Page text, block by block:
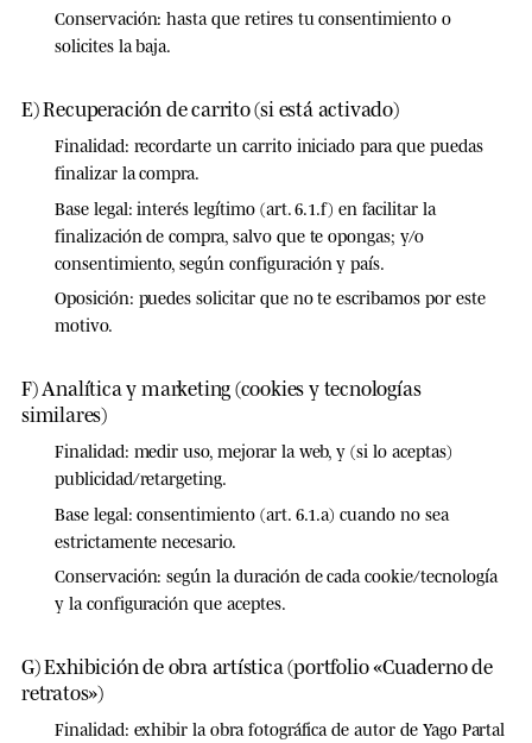
Conservación: hasta que retires tu consentimiento o
solicites la baja.
E) Recuperación de carrito (si está activado)
Finalidad: recordarte un carrito iniciado para que puedas
finalizar la compra.
Base legal: interés legítimo (art. 6.1.f) en facilitar la
finalización de compra, salvo que te opongas; y/o
consentimiento, según configuración y país.
Oposición: puedes solicitar que no te escribamos por este
motivo.
F) Analítica y marketing (cookies y tecnologías
similares)
Finalidad: medir uso, mejorar la web, y (si lo aceptas)
publicidad/retargeting.
Base legal: consentimiento (art. 6.1.a) cuando no sea
estrictamente necesario.
Conservación: según la duración de cada cookie/tecnología
y la configuración que aceptes.
G) Exhibición de obra artística (portfolio «Cuaderno de
retratos»)
Finalidad: exhibir la obra fotográfica de autor de Yago Partal